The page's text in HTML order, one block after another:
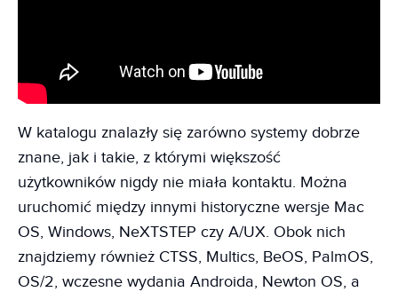
W katalogu znalazły się zarówno systemy dobrze
znane, jak i takie, z którymi większość
użytkowników nigdy nie miała kontaktu. Można
uruchomić między innymi historyczne wersje Mac
OS, Windows, NeXTSTEP czy A/UX. Obok nich
znajdziemy również CTSS, Multics, BeOS, PalmOS,
OS/2, wczesne wydania Androida, Newton OS, a